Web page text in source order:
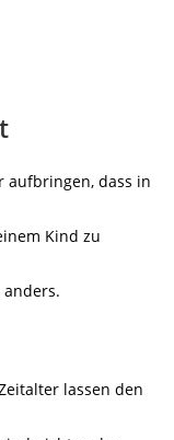
aufbringen, dass in
Kind zu
lassen den